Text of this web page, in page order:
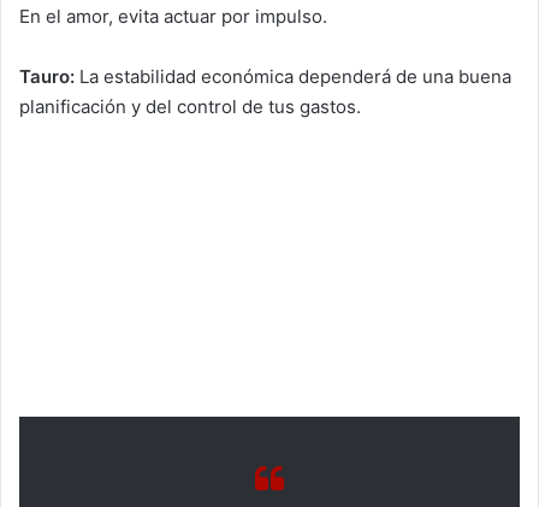
En el amor, evita actuar por impulso.
Tauro: La estabilidad económica dependerá de una buena
planificación y del control de tus gastos.